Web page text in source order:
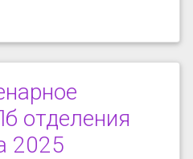
отделения
2025